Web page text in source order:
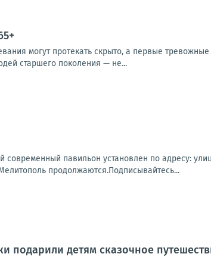
могут протекать скрыто, а первые
старшего поколения — не...
павильон установлен по адресу:
продолжаются.Подписывайтесь...
подарили детям сказочное